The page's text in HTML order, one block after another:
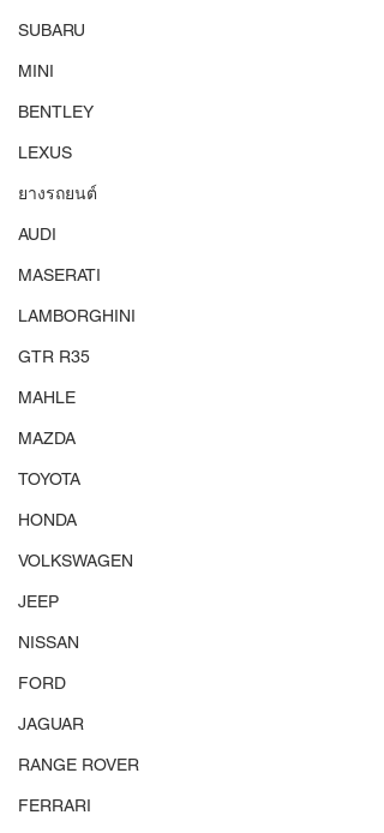
SUBARU
MINI
BENTLEY
LEXUS
ยางรถยนต์
AUDI
MASERATI
LAMBORGHINI
GTR R35
MAHLE
MAZDA
TOYOTA
HONDA
VOLKSWAGEN
JEEP
NISSAN
FORD
JAGUAR
RANGE ROVER
FERRARI